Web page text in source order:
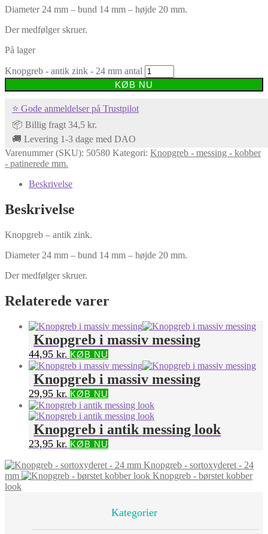
Diameter 24 mm – bund 14 mm – højde 20 mm.
Der medfølger skruer.
På lager
Knopgreb - antik zink - 24 mm antal
KØB NU
⭐ Gode anmeldelser på Trustpilot
📦 Billig fragt 34,5 kr.
🚚 Levering 1-3 dage med DAO
Varenummer (SKU): 50580 Kategori: Knopgreb - messing - kobber
- patinerede mm.
Beskrivelse
Beskrivelse
Knopgreb – antik zink.
Diameter 24 mm – bund 14 mm – højde 20 mm.
Der medfølger skruer.
Relaterede varer
Knopgreb i massiv messing
44,95 kr. KØB NU
Knopgreb i massiv messing
29,95 kr. KØB NU
Knopgreb i antik messing look
23,95 kr. KØB NU
Knopgreb - sortoxyderet - 24
mm
Knopgreb - børstet kobber
look
Kategorier